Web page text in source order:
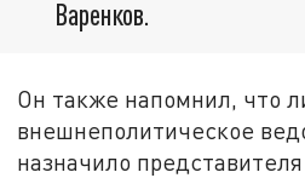
Варенков.
Он также напомнил, что
внешнеполитическое
назначило